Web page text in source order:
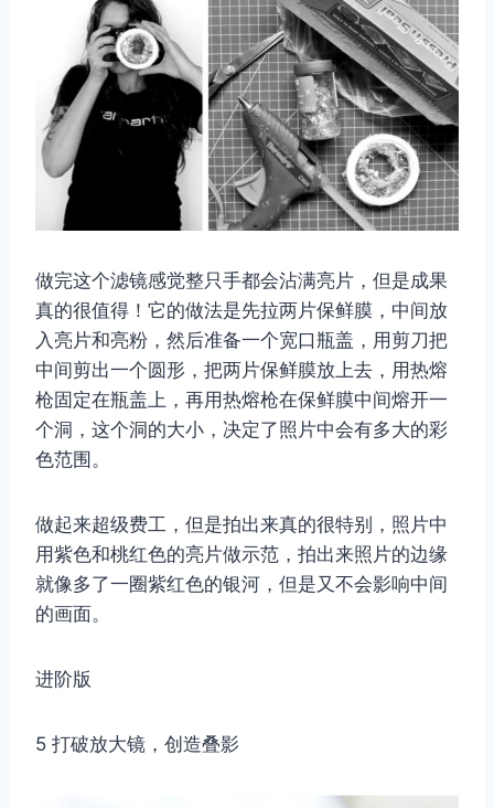
做完这个滤镜感觉整只手都会沾满亮片，但是成果
真的很值得！它的做法是先拉两片保鲜膜，中间放
入亮片和亮粉，然后准备一个宽口瓶盖，用剪刀把
中间剪出一个圆形，把两片保鲜膜放上去，用热熔
枪固定在瓶盖上，再用热熔枪在保鲜膜中间熔开一
个洞，这个洞的大小，决定了照片中会有多大的彩
色范围。
做起来超级费工，但是拍出来真的很特别，照片中
用紫色和桃红色的亮片做示范，拍出来照片的边缘
就像多了一圈紫红色的银河，但是又不会影响中间
的画面。
进阶版
5 打破放大镜，创造叠影
取消 搜索